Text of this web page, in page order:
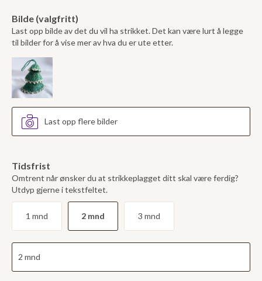
Bilde (valgfritt)
Last opp bilde av det du vil ha strikket. Det kan være lurt å legge
til bilder for å vise mer av hva du er ute etter.
Last opp flere bilder
Tidsfrist
Omtrent når ønsker du at strikkeplagget ditt skal være ferdig?
Utdyp gjerne i tekstfeltet.
1 mnd 2 mnd 3 mnd